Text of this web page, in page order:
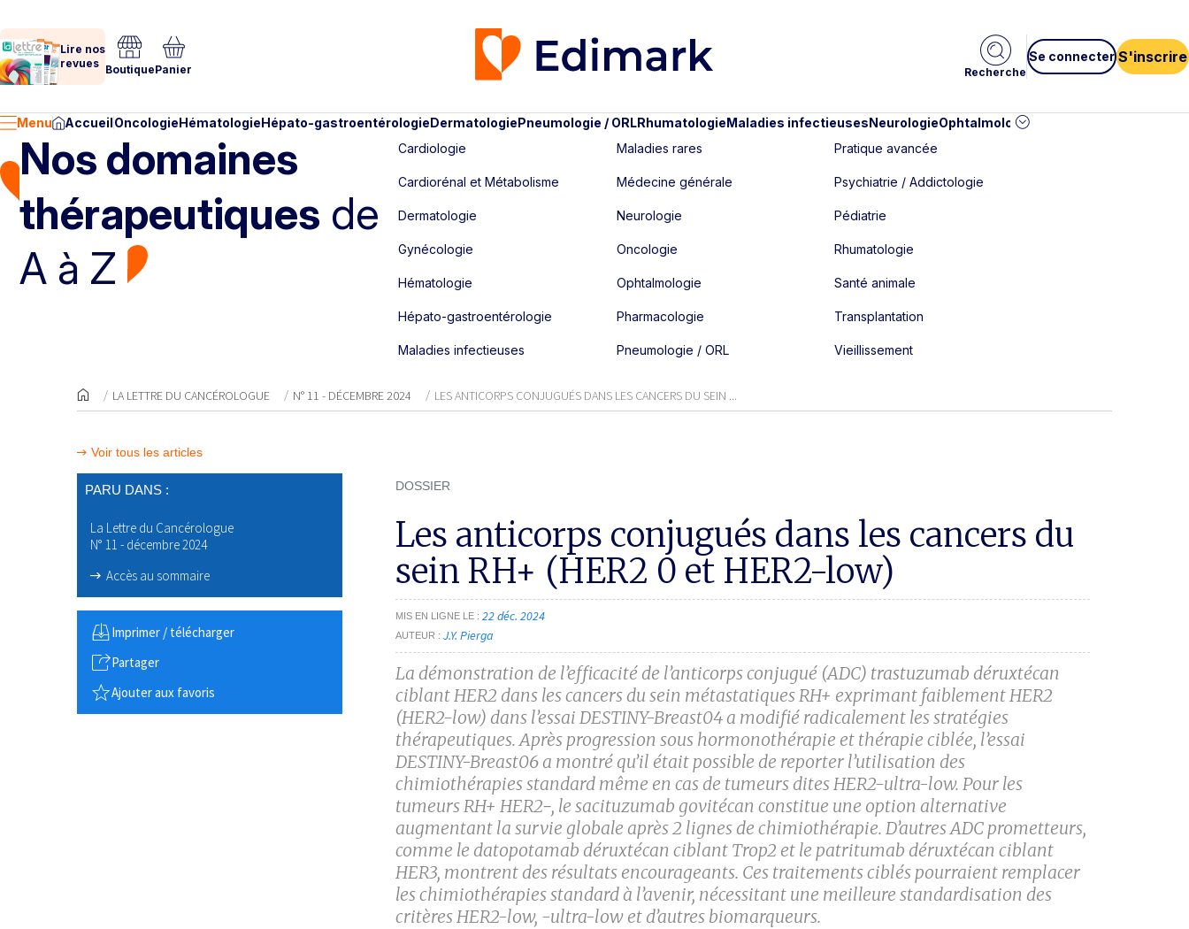
Lire nos
revues BoutiquePanier Recherche
Se connecter S'inscrire
Menu AccueilOncologieHématologieHépato-gastroentérologieDermatologiePneumologie / ORLRhumatologieMaladies infectieusesNeurologieOphtalmologie
Nos domaines
thérapeutiques de
A à Z
Cardiologie
Cardiorénal et Métabolisme
Dermatologie
Gynécologie
Hématologie
Hépato-gastroentérologie
Maladies infectieuses
Maladies rares
Médecine générale
Neurologie
Oncologie
Ophtalmologie
Pharmacologie
Pneumologie / ORL
Pratique avancée
Psychiatrie / Addictologie
Pédiatrie
Rhumatologie
Santé animale
Transplantation
Vieillissement
LA LETTRE DU CANCÉROLOGUE N° 11 - DÉCEMBRE 2024 LES ANTICORPS CONJUGUÉS DANS LES CANCERS DU SEIN ...
Voir tous les articles
PARU DANS :
La Lettre du Cancérologue
N° 11 - décembre 2024
Accès au sommaire
Imprimer / télécharger
Partager
Ajouter aux favoris
DOSSIER
Les anticorps conjugués dans les cancers du
sein RH+ (HER2 0 et HER2-low)
MIS EN LIGNE LE 22 déc. 2024
AUTEUR J.Y. Pierga
La démonstration de l’efficacité de l’anticorps conjugué (ADC) trastuzumab déruxtécan
ciblant HER2 dans les cancers du sein métastatiques RH+ exprimant faiblement HER2
(HER2-low) dans l’essai DESTINY-Breast04 a modifié radicalement les stratégies
thérapeutiques. Après progression sous hormonothérapie et thérapie ciblée, l’essai
DESTINY-Breast06 a montré qu’il était possible de reporter l’utilisation des
chimiothérapies standard même en cas de tumeurs dites HER2-ultra-low. Pour les
tumeurs RH+ HER2−, le sacituzumab govitécan constitue une option alternative
augmentant la survie globale après 2 lignes de chimiothérapie. D’autres ADC prometteurs,
comme le datopotamab déruxtécan ciblant Trop2 et le patritumab déruxtécan ciblant
HER3, montrent des résultats encourageants. Ces traitements ciblés pourraient remplacer
les chimiothérapies standard à l’avenir, nécessitant une meilleure standardisation des
critères HER2-low, -ultra-low et d’autres biomarqueurs.